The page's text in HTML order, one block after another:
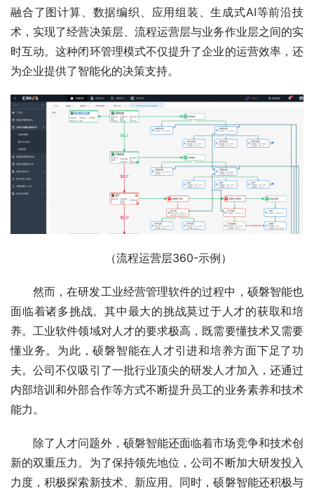
融合了图计算、数据编织、应用组装、生成式AI等前沿技
术，实现了经营决策层、流程运营层与业务作业层之间的实
时互动。这种闭环管理模式不仅提升了企业的运营效率，还
为企业提供了智能化的决策支持。
（流程运营层360-示例）
然而，在研发工业经营管理软件的过程中，硕磐智能也
面临着诸多挑战。其中最大的挑战莫过于人才的获取和培
养。工业软件领域对人才的要求极高，既需要懂技术又需要
懂业务。为此，硕磐智能在人才引进和培养方面下足了功
夫。公司不仅吸引了一批行业顶尖的研发人才加入，还通过
内部培训和外部合作等方式不断提升员工的业务素养和技术
能力。
除了人才问题外，硕磐智能还面临着市场竞争和技术创
新的双重压力。为了保持领先地位，公司不断加大研发投入
力度，积极探索新技术、新应用。同时，硕磐智能还积极与